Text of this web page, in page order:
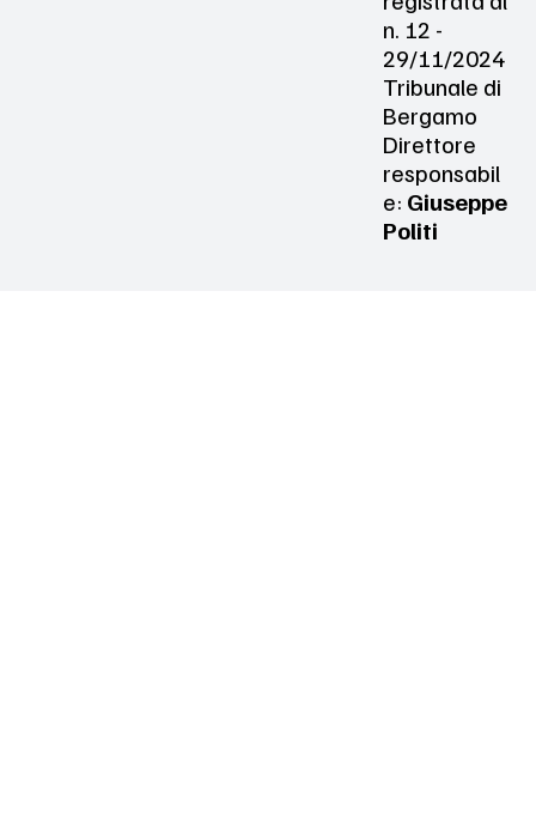
n. 12 -
29/11/2024
Tribunale di
Bergamo
Direttore
responsabil
e: Giuseppe
Politi